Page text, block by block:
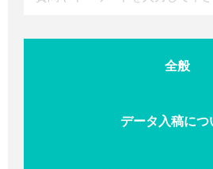
全般
データ入稿につ